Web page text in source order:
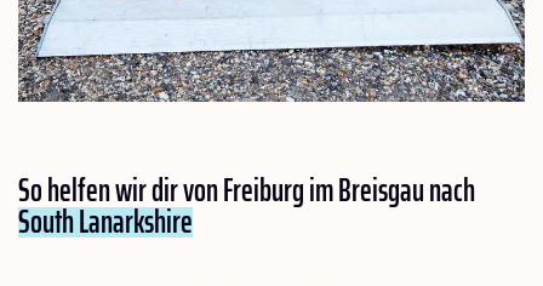
So helfen wir dir von Freiburg im Breisgau nach
South Lanarkshire